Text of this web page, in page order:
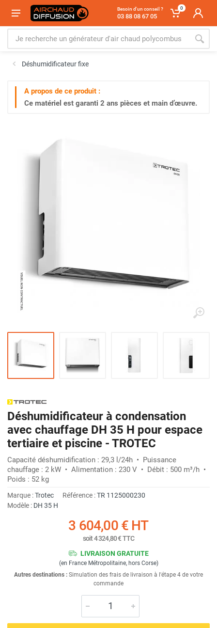
Besoin d'un conseil ?
03 88 08 67 05
0
Déshumidificateur fixe
A propos de ce produit :
Ce matériel est garanti 2 ans pièces et main d’œuvre.
Déshumidificateur à condensation
avec chauffage DH 35 H pour espace
tertiaire et piscine - TROTEC
Capacité déshumidification : 29,3 l/24h • Puissance
chauffage : 2 kW • Alimentation : 230 V • Débit : 500 m³/h •
Poids : 52 kg
Marque :Trotec Référence :TR 1125000230
Modèle : DH 35 H
3 604,00 € HT
soit4 324,80 €TTC
LIVRAISON GRATUITE
(en France Métropolitaine, hors Corse)
Autres destinations : Simulation des frais de livraison à l'étape 4 de votre
commande